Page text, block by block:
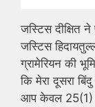
जस्टिस दीक्षित
जस्टिस
ग्रामेरियन की
कि मेरा दूसरा
आप केवल 25(1)